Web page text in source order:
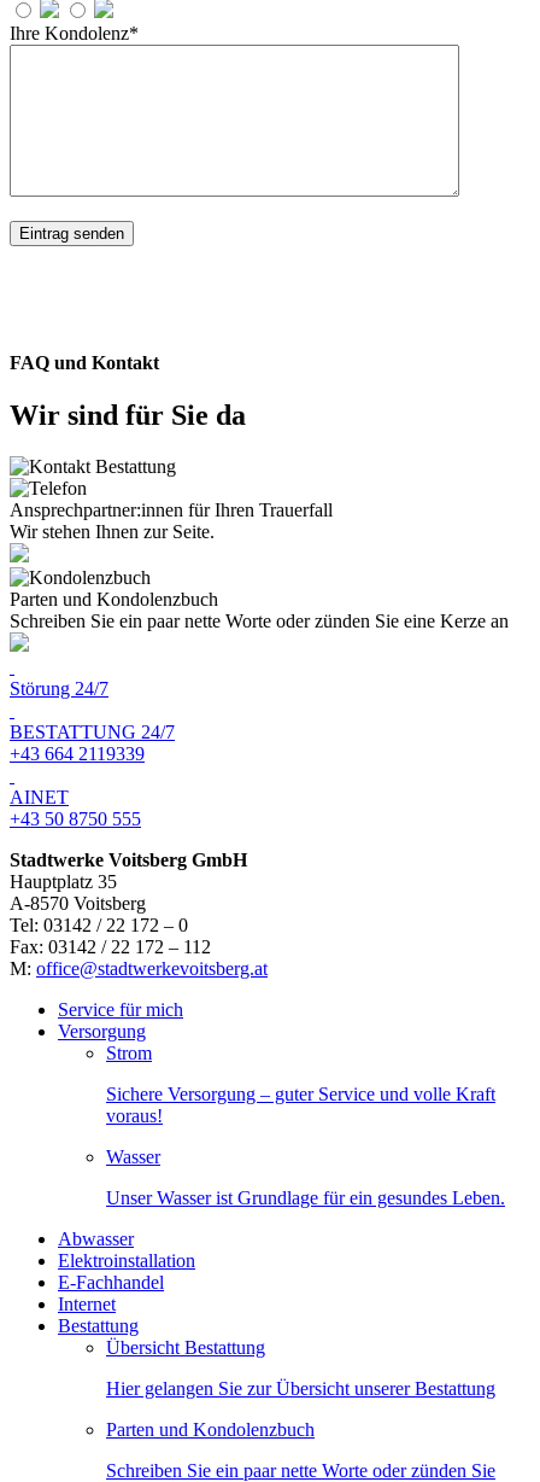
Ihre Kondolenz*
FAQ und Kontakt
Wir sind für Sie da
Ansprechpartner:innen für Ihren Trauerfall
Wir stehen Ihnen zur Seite.
Parten und Kondolenzbuch
Schreiben Sie ein paar nette Worte oder zünden Sie eine Kerze an
Störung 24/7
BESTATTUNG 24/7
+43 664 2119339
AINET
+43 50 8750 555
Stadtwerke Voitsberg GmbH
Hauptplatz 35
A-8570 Voitsberg
Tel: 03142 / 22 172 – 0
Fax: 03142 / 22 172 – 112
M: office@stadtwerkevoitsberg.at
Service für mich
Versorgung
Strom
Sichere Versorgung – guter Service und volle Kraft
voraus!
Wasser
Unser Wasser ist Grundlage für ein gesundes Leben.
Abwasser
Elektroinstallation
E-Fachhandel
Internet
Bestattung
Übersicht Bestattung
Hier gelangen Sie zur Übersicht unserer Bestattung
Parten und Kondolenzbuch
Schreiben Sie ein paar nette Worte oder zünden Sie